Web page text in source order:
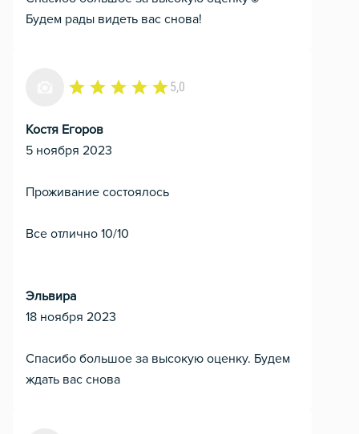
Будем рады видеть вас снова!
5,0
Костя Егоров
5 ноября 2023
Проживание состоялось
Все отлично 10/10
Эльвира
18 ноября 2023
Спасибо большое за высокую оценку. Будем
ждать вас снова